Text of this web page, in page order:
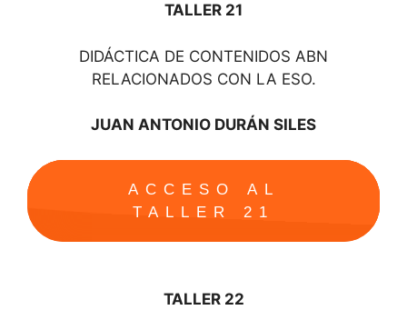
TALLER 21
DIDÁCTICA DE CONTENIDOS ABN
RELACIONADOS CON LA ESO.
JUAN ANTONIO DURÁN SILES
ACCESO AL
TALLER 21
TALLER 22